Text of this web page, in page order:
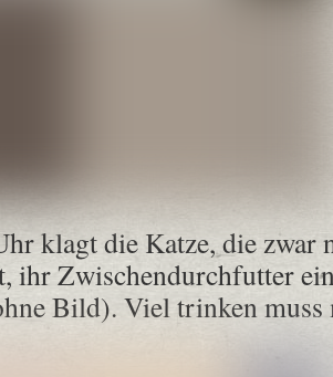
klagt die Katze, die zwar
ihr Zwischendurchfutter
Bild). Viel trinken muss